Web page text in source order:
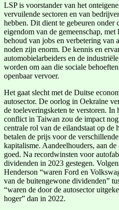
LSP is voorstander van het
vervuilende sectoren en van
hebben. Dit dient te gebeuren onder
eigendom van de gemeenschap,
behoud van jobs en verbetering van
noden zijn enorm. De kennis en
automobielarbeiders en de
worden om aan die sociale
openbaar vervoer.
Het gaat slecht met de Duitse
autosector. De oorlog in Oekraïne
de toeleveringsketen te verstoren.
conflict in Taiwan zou de impact
centrale rol van de eilandstaat op de
betalen de prijs voor de
kapitalisme. Aandeelhouders, aan
goed. Na recordwinsten voor
dividenden in 2023 gestegen.
Henderson “waren Ford en
van de buitengewone dividenden”
“waren de door de autosector
hoger” dan in 2022.